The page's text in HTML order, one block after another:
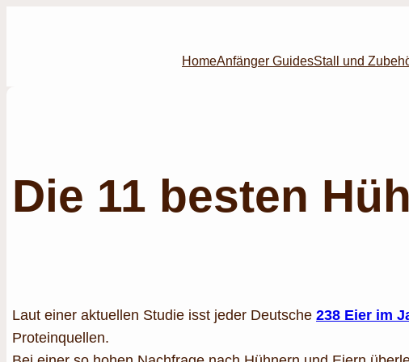
HomeAnfänger GuidesStall und
Die 11 besten
Laut einer aktuellen Studie isst jeder Deutsche238 Eier im
Proteinquellen.